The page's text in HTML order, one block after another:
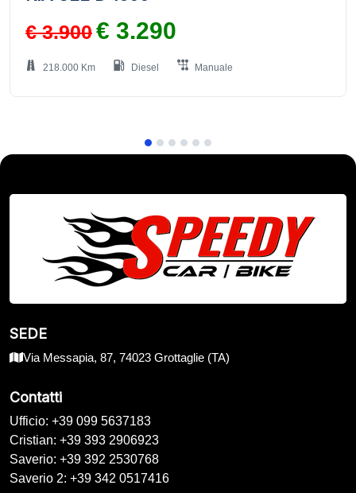
€ 3.900€ 3.290
218.000 Km Diesel Manuale
SEDE
Via Messapia, 87, 74023 Grottaglie (TA)
Contatti
Ufficio: +39 099 5637183
Cristian: +39 393 2906923
Saverio: +39 392 2530768
Saverio 2: +39 342 0517416